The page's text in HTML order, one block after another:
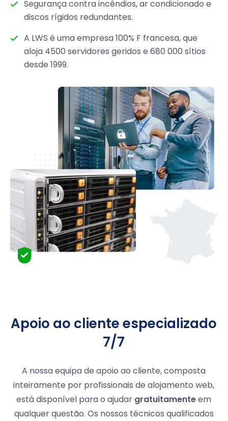
Segurança contra incêndios, ar condicionado e
discos rígidos redundantes.
A LWS é uma empresa 100% F francesa, que
aloja 4500 servidores geridos e 680 000 sítios
desde 1999.
Apoio ao cliente especializado
7/7
A nossa equipa de apoio ao cliente, composta
inteiramente por profissionais de alojamento web,
está disponível para o ajudar gratuitamenteem
qualquer questão. Os nossos técnicos qualificados